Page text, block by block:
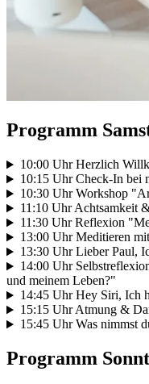
Programm
10:00 Uhr Herzlich
10:15 Uhr Check-In bei
10:30 Uhr Workshop
11:10 Uhr Achtsamkeit
11:30 Uhr Reflexion
13:00 Uhr Meditieren
13:30 Uhr Lieber Paul,
14:00 Uhr
und meinem Leben?"
14:45 Uhr Hey Siri, Ich
15:15 Uhr Atmung &
15:45 Uhr Was nimmst
Programm